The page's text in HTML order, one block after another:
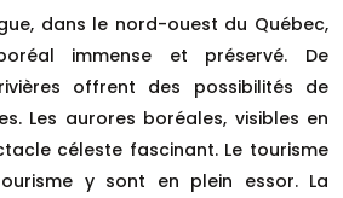
dans le nord-ouest du Québec,
immense et préservé. De
offrent des possibilités de
Les aurores boréales, visibles en
céleste fascinant. Le tourisme
y sont en plein essor. La